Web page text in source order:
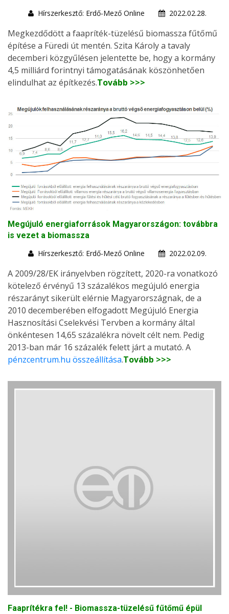
Hírszerkesztő: Erdő-Mező Online
2022.02.28.
Megkezdődött a faapríték-tüzelésű biomassza fűtőmű
építése a Füredi út mentén. Szita Károly a tavaly
decemberi közgyűlésen jelentette be, hogy a kormány
4,5 milliárd forintnyi támogatásának köszönhetően
elindulhat az építkezés.Tovább >>>
Megújuló energiaforrások Magyarországon: továbbra
is vezet a biomassza
Hírszerkesztő: Erdő-Mező Online
2022.02.09.
A 2009/28/EK irányelvben rögzített, 2020-ra vonatkozó
kötelező érvényű 13 százalékos megújuló energia
részarányt sikerült elérnie Magyarországnak, de a
2010 decemberében elfogadott Megújuló Energia
Hasznosítási Cselekvési Tervben a kormány által
önkéntesen 14,65 százalékra növelt célt nem. Pedig
2013-ban már 16 százalék felett járt a mutató. A
pénzcentrum.hu összeállítása.Tovább >>>
Faaprítékra fel! - Biomassza-tüzelésű fűtőmű épül